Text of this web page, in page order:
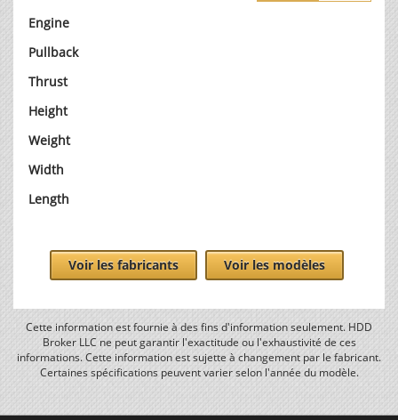
Engine
Pullback
Thrust
Height
Weight
Width
Length
Voir les fabricants Voir les modèles
Cette information est fournie à des fins d'information seulement. HDD
Broker LLC ne peut garantir l'exactitude ou l'exhaustivité de ces
informations. Cette information est sujette à changement par le fabricant.
Certaines spécifications peuvent varier selon l'année du modèle.